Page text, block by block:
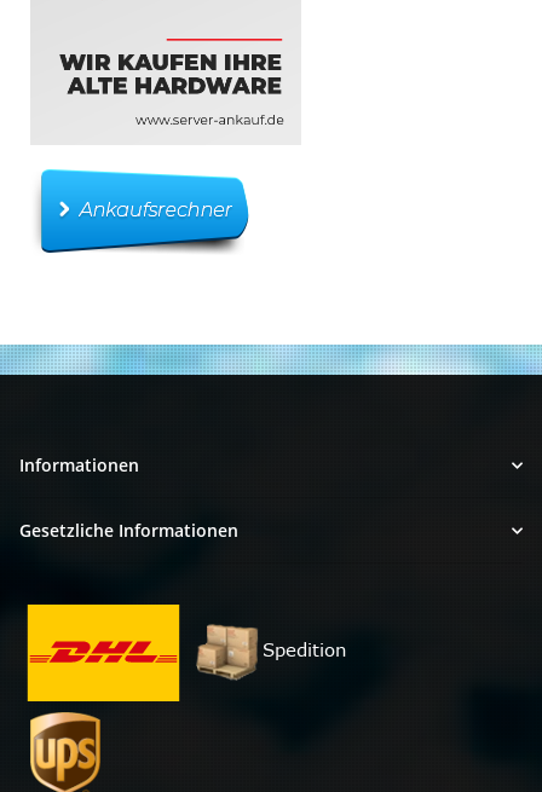
Informationen
Gesetzliche Informationen